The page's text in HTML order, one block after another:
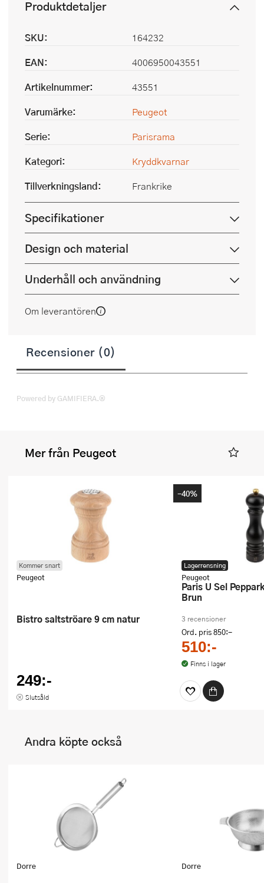
Produktdetaljer
SKU:
164232
EAN:
4006950043551
Artikelnummer:
43551
Varumärke:
Peugeot
Serie:
Parisrama
Kategori:
Kryddkvarnar
Tillverkningsland:
Frankrike
Specifikationer
Design och material
Underhåll och användning
Om leverantören
Recensioner (0)
Powered by GAMIFIERA.®
Mer från Peugeot
Kommer snart
Peugeot
Bistro saltströare 9 cm natur
249:-
Slutsåld
Lagerrensning
Peugeot
Paris U Sel Pepparkvarn 22 cm
Brun
3 recensioner
Ord. pris850:-
510:-
Finns i lager
-40%
Andra köpte också
Dorre Dorre